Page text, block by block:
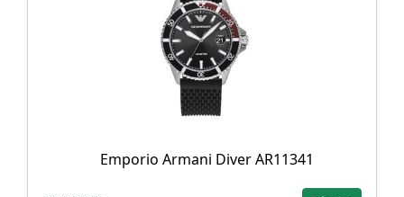
Emporio Armani Diver AR11341